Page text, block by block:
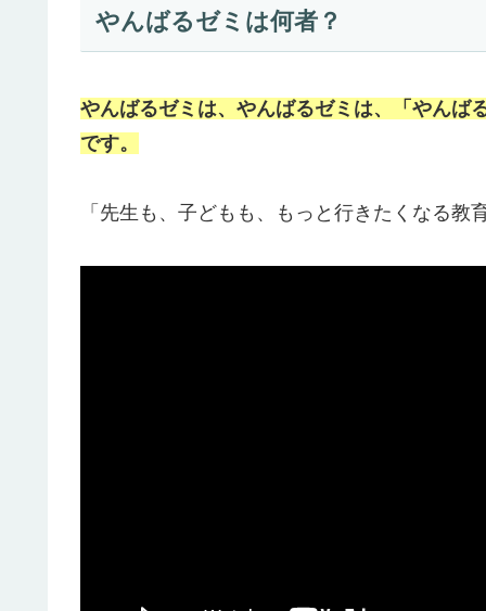
やんばるゼミは何者？
やんばるゼミは、やんばるゼミは、「やん
です。
「先生も、子どもも、もっと行きたくなる